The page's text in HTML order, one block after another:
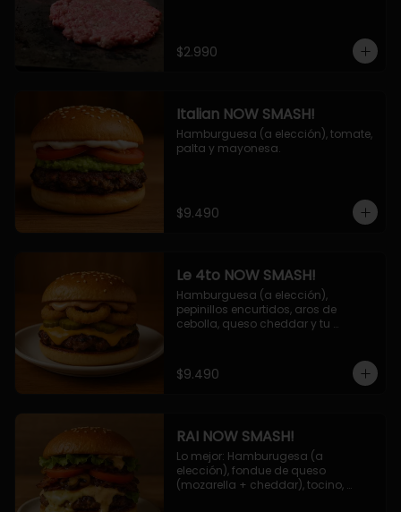
$2.990
Italian NOW SMASH!
Hamburguesa (a elección), tomate,
palta y mayonesa.
$9.490
Le 4to NOW SMASH!
Hamburguesa (a elección),
pepinillos encurtidos, aros de
cebolla, queso cheddar y tu
$9.490
RAI NOW SMASH!
Lo mejor: Hamburugesa (a
elección), fondue de queso
(mozarella + cheddar), tocino,